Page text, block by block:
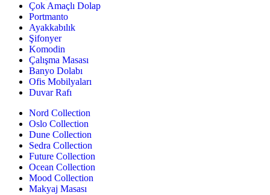
Çok Amaçlı Dolap
Portmanto
Ayakkabılık
Şifonyer
Komodin
Çalışma Masası
Banyo Dolabı
Ofis Mobilyaları
Duvar Rafı
Nord Collection
Oslo Collection
Dune Collection
Sedra Collection
Future Collection
Ocean Collection
Mood Collection
Makyaj Masası